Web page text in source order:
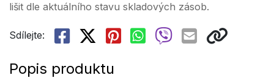
lišit dle aktuálního stavu skladových zásob.
Sdílejte:
Popis produktu